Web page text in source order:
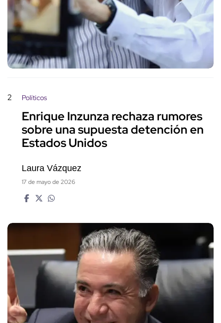
2 Políticos
Enrique Inzunza rechaza rumores
sobre una supuesta detención en
Estados Unidos
Laura Vázquez
17 de mayo de 2026